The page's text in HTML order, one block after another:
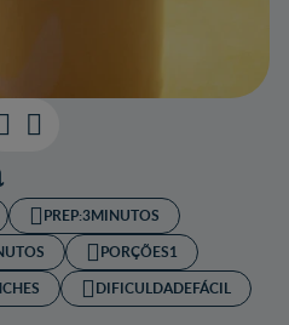
PREP:3MINUTOS
PORÇÕES1
DIFICULDADEFÁCIL